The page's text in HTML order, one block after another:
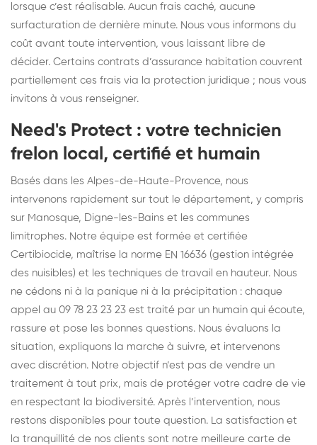
lorsque c’est réalisable. Aucun frais caché, aucune
surfacturation de dernière minute. Nous vous informons du
coût avant toute intervention, vous laissant libre de
décider. Certains contrats d’assurance habitation couvrent
partiellement ces frais via la protection juridique ; nous vous
invitons à vous renseigner.
Need's Protect : votre technicien
frelon local, certifié et humain
Basés dans les Alpes-de-Haute-Provence, nous
intervenons rapidement sur tout le département, y compris
sur Manosque, Digne-les-Bains et les communes
limitrophes. Notre équipe est formée et certifiée
Certibiocide, maîtrise la norme EN 16636 (gestion intégrée
des nuisibles) et les techniques de travail en hauteur. Nous
ne cédons ni à la panique ni à la précipitation : chaque
appel au 09 78 23 23 23 est traité par un humain qui écoute,
rassure et pose les bonnes questions. Nous évaluons la
situation, expliquons la marche à suivre, et intervenons
avec discrétion. Notre objectif n’est pas de vendre un
traitement à tout prix, mais de protéger votre cadre de vie
en respectant la biodiversité. Après l’intervention, nous
restons disponibles pour toute question. La satisfaction et
la tranquillité de nos clients sont notre meilleure carte de